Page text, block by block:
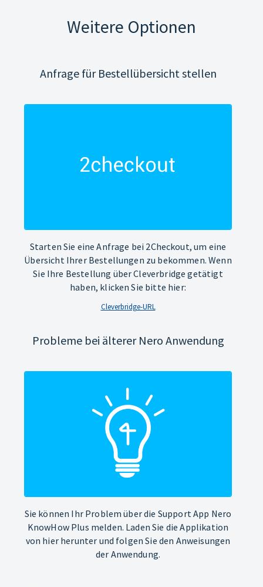
Weitere Optionen
Anfrage für Bestellübersicht stellen
Starten Sie eine Anfrage bei 2Checkout, um eine
Übersicht Ihrer Bestellungen zu bekommen. Wenn
Sie Ihre Bestellung über Cleverbridge getätigt
haben, klicken Sie bitte hier:
Cleverbridge-URL
Probleme bei älterer Nero Anwendung
Sie können Ihr Problem über die Support App Nero
KnowHow Plus melden. Laden Sie die Applikation
von hier herunter und folgen Sie den Anweisungen
der Anwendung.